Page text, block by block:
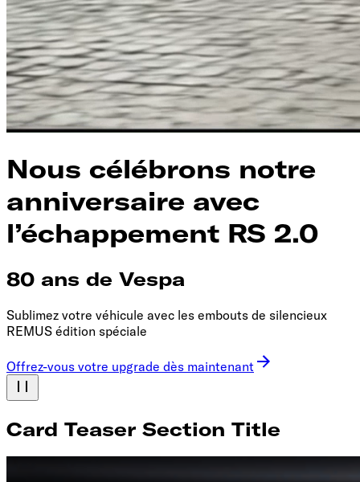
Nous célébrons notre
anniversaire avec
l’échappement RS 2.0
80 ans de Vespa
Sublimez votre véhicule avec les embouts de silencieux
REMUS édition spéciale
Offrez-vous votre upgrade dès maintenant
Card Teaser Section Title